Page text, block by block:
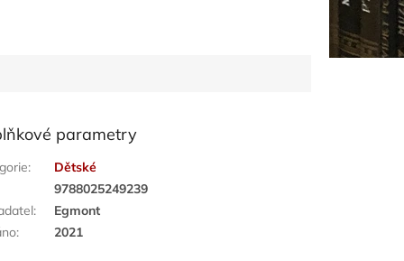
parametry
:
Dětské
9788025249239
:
Egmont
: 2021